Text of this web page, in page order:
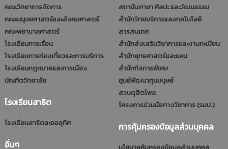
คณะวิทยาการจัดการ
คณะมนุษยศาสตร์และสังคมศาสตร์
คณะพยาบาลศาสตร์
โรงเรียนการเรือน
โรงเรียนการท่องเที่ยวและการบริการ
โรงเรียนกฎหมายและการเมือง
บัณฑิตวิทยาลัย
โรงเรียนสาธิต
โรงเรียนสาธิตละอออุทิศ
อื่นๆ
สถาบันภาษา ศิลปะ และวัฒนธรรม
สำนักวิทยบริการและเทคโนโลยี
สารสนเทศ
สำนักส่งเสริมวิชาการและงานทะเบียน
สำนักยุทธศาสตร์และแผน
สำนักกิจการพิเศษ
ศูนย์พัฒนาทุนมนุษย์
สวนดุสิตโพล
โครงการร่วมมือทางวิชาการ (รมป.)
การคุ้มครองข้อมูลส่วนบุคคล